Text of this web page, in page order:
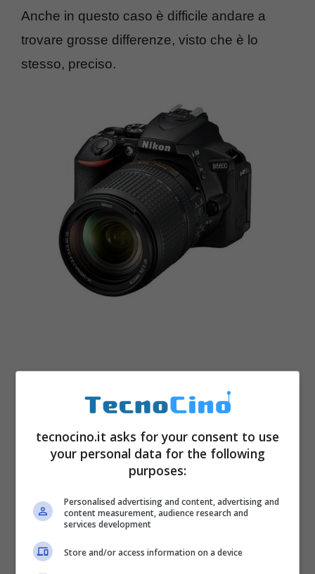
Anche in questo caso è difficile andare a
trovare grosse differenze, visto che è lo
stesso, preciso.
Per quanto riguarda le funzionalità, Nikon ha
puntato in modo deciso sulla tecnologia
tecnocino.it asks for your consent to use
your personal data for the following
purposes:
Personalised advertising and content, advertising and
content measurement, audience research and
services development
Store and/or access information on a device